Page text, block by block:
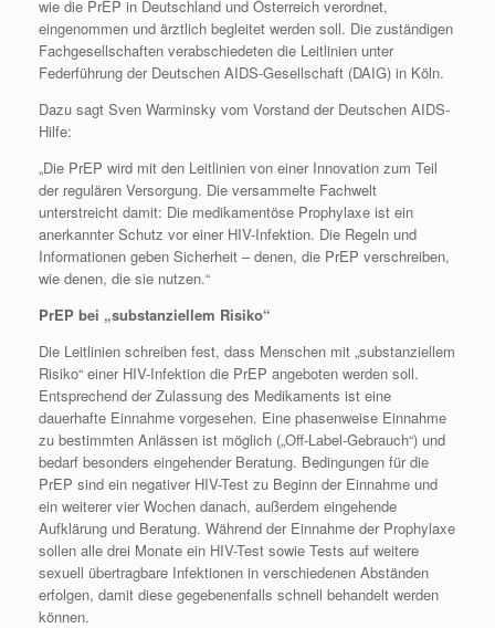
wie die PrEP in Deutschland und Österreich verordnet,
eingenommen und ärztlich begleitet werden soll. Die zuständigen
Fachgesellschaften verabschiedeten die Leitlinien unter
Federführung der Deutschen AIDS-Gesellschaft (DAIG) in Köln.
Dazu sagt Sven Warminsky vom Vorstand der Deutschen AIDS-
Hilfe:
„Die PrEP wird mit den Leitlinien von einer Innovation zum Teil
der regulären Versorgung. Die versammelte Fachwelt
unterstreicht damit: Die medikamentöse Prophylaxe ist ein
anerkannter Schutz vor einer HIV-Infektion. Die Regeln und
Informationen geben Sicherheit – denen, die PrEP verschreiben,
wie denen, die sie nutzen.“
PrEP bei „substanziellem Risiko“
Die Leitlinien schreiben fest, dass Menschen mit „substanziellem
Risiko“ einer HIV-Infektion die PrEP angeboten werden soll.
Entsprechend der Zulassung des Medikaments ist eine
dauerhafte Einnahme vorgesehen. Eine phasenweise Einnahme
zu bestimmten Anlässen ist möglich („Off-Label-Gebrauch“) und
bedarf besonders eingehender Beratung. Bedingungen für die
PrEP sind ein negativer HIV-Test zu Beginn der Einnahme und
ein weiterer vier Wochen danach, außerdem eingehende
Aufklärung und Beratung. Während der Einnahme der Prophylaxe
sollen alle drei Monate ein HIV-Test sowie Tests auf weitere
sexuell übertragbare Infektionen in verschiedenen Abständen
erfolgen, damit diese gegebenenfalls schnell behandelt werden
können.